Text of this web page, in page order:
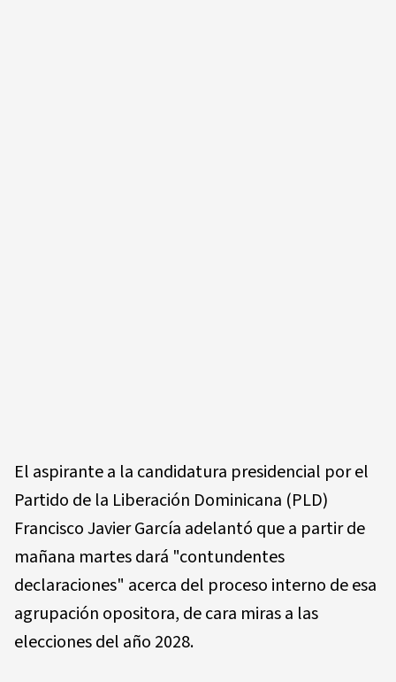
El aspirante a la candidatura presidencial por el
Partido de la Liberación Dominicana (PLD)
Francisco Javier García adelantó que a partir de
mañana martes dará "contundentes
declaraciones" acerca del proceso interno de esa
agrupación opositora, de cara miras a las
elecciones del año 2028.